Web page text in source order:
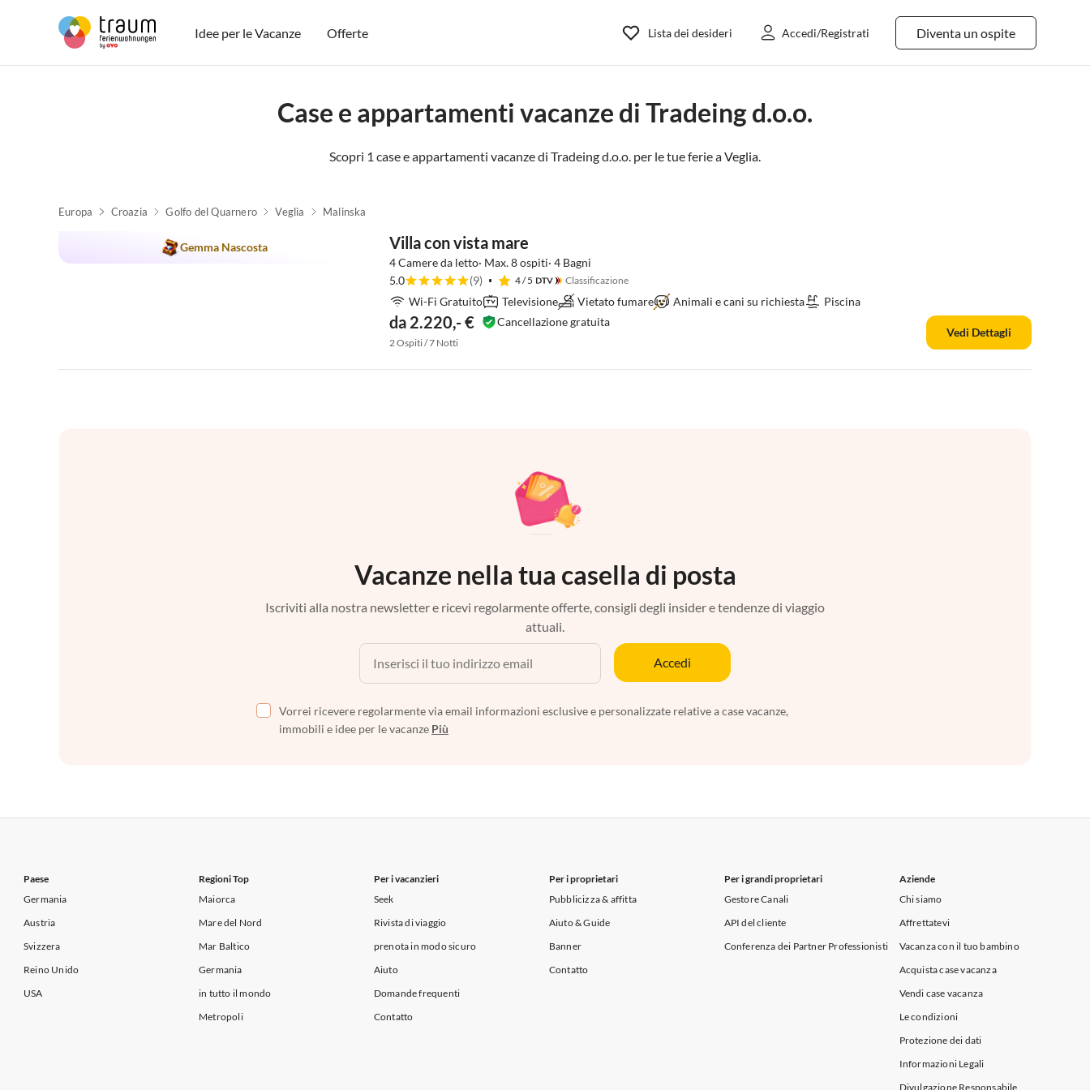
Idee per le Vacanze Offerte Diventa un ospite
Lista dei desideri Accedi/Registrati
Case e appartamenti vacanze di Tradeing d.o.o.
Scopri 1 case e appartamenti vacanze di Tradeing d.o.o. per le tue ferie aVeglia.
Europa Croazia Golfo del Quarnero Veglia Malinska
Gemma Nascosta Villa con vista mare
4 Camere da letto· Max. 8 ospiti· 4 Bagni
5.0
(9) 4/ 5 Classificazione
Wi-Fi Gratuito Televisione Vietato fumare Animali e cani su richiesta Piscina
da 2.220,- € Cancellazione gratuita
2 Ospiti / 7 Notti
Vedi Dettagli
Vacanze nella tua casella di posta
Iscriviti alla nostra newsletter e ricevi regolarmente offerte, consigli degli insider e tendenze di viaggio
attuali.
Accedi
Vorrei ricevere regolarmente via email informazioni esclusive e personalizzate relative a case vacanze,
immobili e idee per le vacanze Più
Paese
Germania
Austria
Svizzera
Reino Unido
USA
Regioni Top
Maiorca
Mare del Nord
Mar Baltico
Germania
in tutto il mondo
Metropoli
Per i vacanzieri
Seek
Rivista di viaggio
prenota in modo sicuro
Aiuto
Domande frequenti
Contatto
Per i proprietari
Pubblicizza & affitta
Aiuto & Guide
Banner
Contatto
Per i grandi proprietari
Gestore Canali
API del cliente
Conferenza dei Partner Professionisti
Aziende
Chi siamo
Affrettatevi
Vacanza con il tuo bambino
Acquista case vacanza
Vendi case vacanza
Le condizioni
Protezione dei dati
Informazioni Legali
Divulgazione Responsabile